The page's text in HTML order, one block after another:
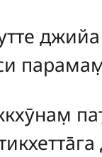
джийа